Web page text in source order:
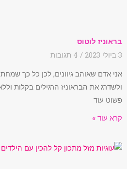
בראוניז לוטוס
3 ביולי 2023
אני אדם שאוהב גיוונים, לכן כל כך
ולשדרג את הבראוניז הרגילים בקלות
פשוט עוד
קרא עוד »